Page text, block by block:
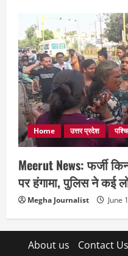
Home उत्तर प्रदेश
Meerut News: फर्जी
पर हंगामा, पुलिस ने कई
Megha Journalist June
About us Contact Us